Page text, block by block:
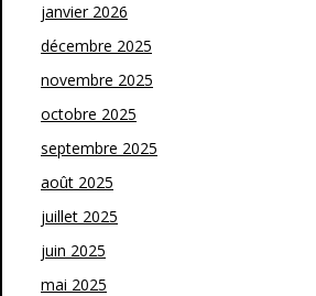
janvier 2026
décembre 2025
novembre 2025
octobre 2025
septembre 2025
août 2025
juillet 2025
juin 2025
mai 2025